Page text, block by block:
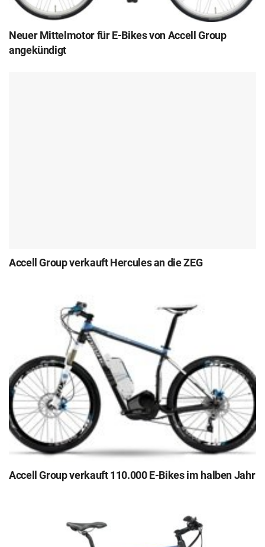
Neuer Mittelmotor für E-Bikes von Accell Group
angekündigt
Accell Group verkauft Hercules an die ZEG
Accell Group verkauft 110.000 E-Bikes im halben Jahr